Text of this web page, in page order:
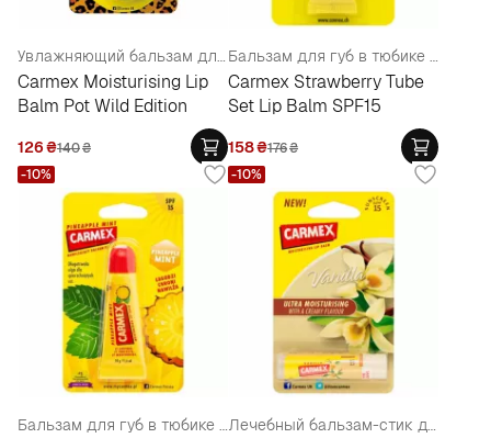
Увлажняющий бальзам для губ в баночке
Carmex Moisturising Lip
Balm Pot Wild Edition
126₴140₴
Бальзам для губ в тюбике "Клубника"
Carmex Strawberry Tube
Set Lip Balm SPF15
158₴176₴
Бальзам для губ в тюбике "Ананас и мята"
-10%
Лечебный бальзам-стик для губ "Ваниль"
-10%